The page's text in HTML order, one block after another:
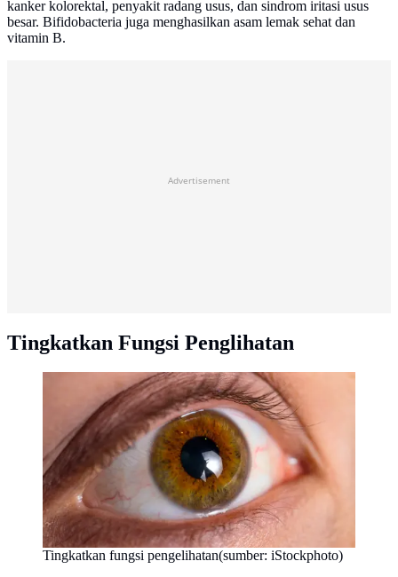
kanker kolorektal, penyakit radang usus, dan sindrom iritasi usus
besar. Bifidobacteria juga menghasilkan asam lemak sehat dan
vitamin B.
Advertisement
Tingkatkan Fungsi Penglihatan
Tingkatkan fungsi pengelihatan(sumber: iStockphoto)